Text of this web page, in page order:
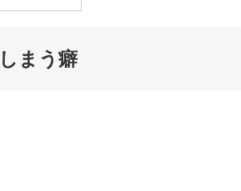
まう癖